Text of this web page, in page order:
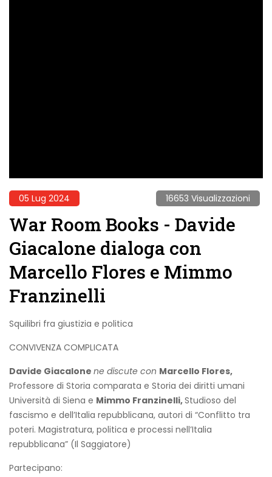
05 Lug 2024 16653 Visualizzazioni
War Room Books - Davide
Giacalone dialoga con
Marcello Flores e Mimmo
Franzinelli
Squilibri fra giustizia e politica
CONVIVENZA COMPLICATA
Davide Giacalone ne discute con Marcello Flores,
Professore di Storia comparata e Storia dei diritti umani
Università di Siena e Mimmo Franzinelli,Studioso del
fascismo e dell’Italia repubblicana, autori di “Conflitto tra
poteri. Magistratura, politica e processi nell’Italia
repubblicana” (Il Saggiatore)
Partecipano: